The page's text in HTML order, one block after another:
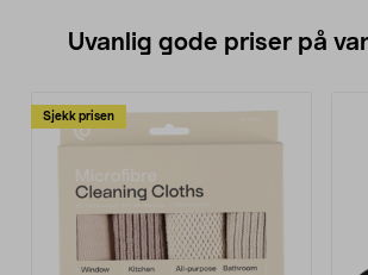
Uvanlig gode priser på
Sjekk prisen